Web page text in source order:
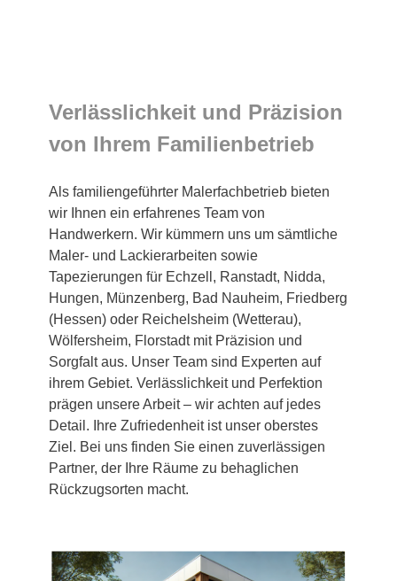
Verlässlichkeit und Präzision
von Ihrem Familienbetrieb
Als familiengeführter Malerfachbetrieb bieten
wir Ihnen ein erfahrenes Team von
Handwerkern. Wir kümmern uns um sämtliche
Maler- und Lackierarbeiten sowie
Tapezierungen für Echzell, Ranstadt, Nidda,
Hungen, Münzenberg, Bad Nauheim, Friedberg
(Hessen) oder Reichelsheim (Wetterau),
Wölfersheim, Florstadt mit Präzision und
Sorgfalt aus. Unser Team sind Experten auf
ihrem Gebiet. Verlässlichkeit und Perfektion
prägen unsere Arbeit – wir achten auf jedes
Detail. Ihre Zufriedenheit ist unser oberstes
Ziel. Bei uns finden Sie einen zuverlässigen
Partner, der Ihre Räume zu behaglichen
Rückzugsorten macht.